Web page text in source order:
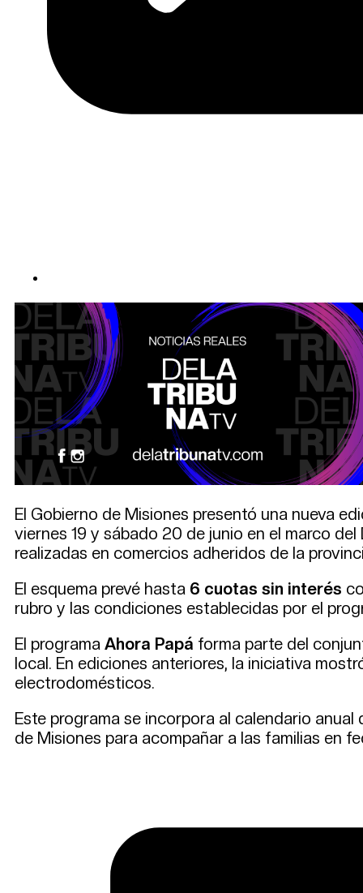
El Gobierno de Misiones presentó una nueva
viernes 19 y sábado 20 de junio en el marco
realizadas en comercios adheridos de la
El esquema prevé hasta 6 cuotas sin interés
rubro y las condiciones establecidas por el
El programa Ahora Papá forma parte del
local. En ediciones anteriores, la iniciativa
electrodomésticos.
Este programa se incorpora al calendario
de Misiones para acompañar a las familias en